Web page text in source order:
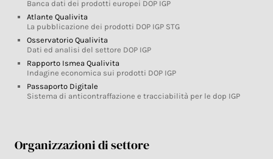
Banca dati dei prodotti europei DOP IGP
Atlante Qualivita
La pubblicazione dei prodotti DOP IGP STG
Osservatorio Qualivita
Dati ed analisi del settore DOP IGP
Rapporto Ismea Qualivita
Indagine economica sui prodotti DOP IGP
Passaporto Digitale
Sistema di anticontraffazione e tracciabilità per le dop IGP
Organizzazioni di settore